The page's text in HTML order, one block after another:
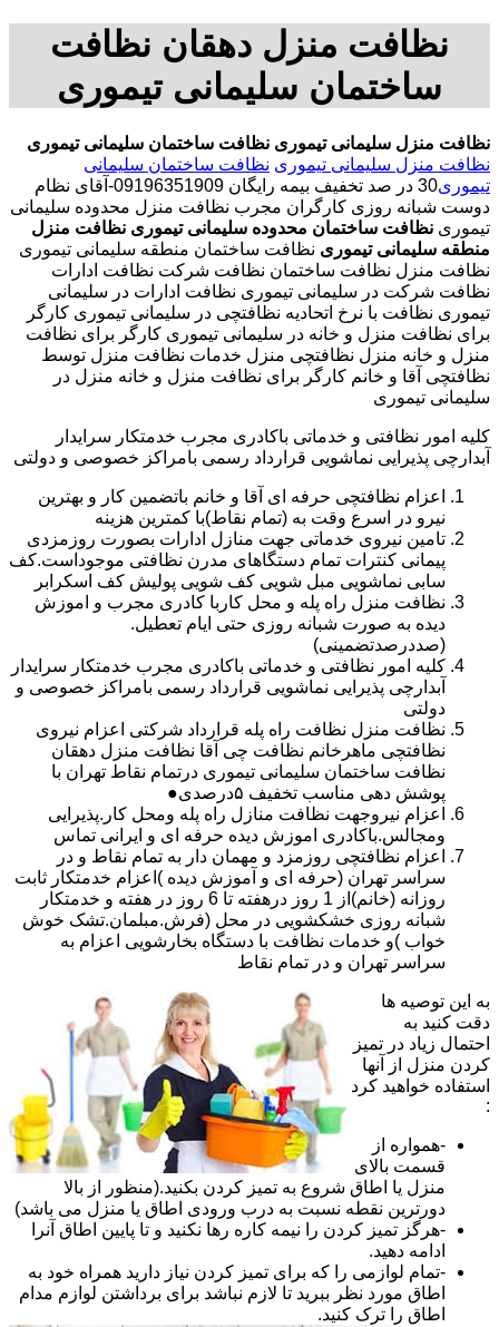
نظافت منزل دهقان نظافت
ساختمان سلیمانی تیموری
نظافت منزل سلیمانی تیموری نظافت ساختمان سلیمانی تیموری
نظافت منزل سلیمانی تیموری نظافت ساختمان سلیمانی
تیموری
30 در صد تخفیف بیمه رایگان 09196351909-آقای نظام
دوست شبانه روزی کارگران مجرب نظافت منزل محدوده سلیمانی
تیموری نظافت ساختمان محدوده سلیمانی تیموری نظافت منزل
منطقه سلیمانی تیموری نظافت ساختمان منطقه سلیمانی تیموری
نظافت منزل نظافت ساختمان نظافت شرکت نظافت ادارات
نظافت شرکت در سلیمانی تیموری نظافت ادارات در سلیمانی
تیموری نظافت با نرخ اتحادیه نظافتچی در سلیمانی تیموری کارگر
برای نظافت منزل و خانه در سلیمانی تیموری کارگر برای نظافت
منزل و خانه منزل نظافتچی منزل خدمات نظافت منزل توسط
نظافتچی آقا و خانم کارگر برای نظافت منزل و خانه منزل در
سلیمانی تیموری
کلیه امور نظافتی و خدماتی باکادری مجرب خدمتکار سرایدار
آبدارچی پذیرایی نماشویی قرارداد رسمی بامراکز خصوصی و دولتی
اعزام نظافتچی حرفه ای آقا و خانم باتضمین کار و بهترین
نیرو در اسرع وقت به (تمام نقاط)با کمترین هزینه
تامین نیروی خدماتی جهت منازل ادارات بصورت روزمزدی
پیمانی کنترات تمام دستگاهای مدرن نظافتی موجوداست.کف
سابی نماشویی مبل شویی کف شویی پولیش کف اسکرابر
نظافت منزل راه پله و محل کاربا کادری مجرب و اموزش
دیده به صورت شبانه روزی حتی ایام تعطیل.
(صددرصدتضمینی)
کلیه امور نظافتی و خدماتی باکادری مجرب خدمتکار سرایدار
آبدارچی پذیرایی نماشویی قرارداد رسمی بامراکز خصوصی و
دولتی
نظافت منزل نظافت راه پله قرارداد شرکتی اعزام نیروی
نظافتچی ماهرخانم نظافت چی آقا نظافت منزل دهقان
نظافت ساختمان سلیمانی تیموری درتمام نقاط تهران با
پوشش دهی مناسب تخفیف ۵درصدی●
اعزام نیروجهت نظافت منازل راه پله ومحل کار.پذیرایی
ومجالس.باکادری اموزش دیده حرفه ای و ایرانی تماس
اعزام نظافتچی روزمزد و مهمان دار به تمام نقاط و در
سراسر تهران (حرفه ای و آموزش دیده )اعزام خدمتکار ثابت
روزانه (خانم)از 1 روز درهفته تا 6 روز در هفته و خدمتکار
شبانه روزی خشکشویی در محل (فرش.مبلمان.تشک خوش
خواب )و خدمات نظافت با دستگاه بخارشویی اعزام به
سراسر تهران و در تمام نقاط
به این توصیه ها
دقت کنید به
احتمال زیاد در تمیز
کردن منزل از آنها
استفاده خواهید کرد
:
-همواره از
قسمت بالای
منزل یا اطاق شروع به تمیز کردن بکنید.(منظور از بالا
دورترین نقطه نسبت به درب ورودی اطاق یا منزل می باشد)
-هرگز تمیز کردن را نیمه کاره رها نکنید و تا پایین اطاق آنرا
ادامه دهید.
-تمام لوازمی را که برای تمیز کردن نیاز دارید همراه خود به
اطاق مورد نظر ببرید تا لازم نباشد برای برداشتن لوازم مدام
اطاق را ترک کنید.